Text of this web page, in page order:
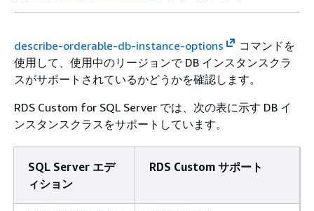
describe-orderable-db-instance-options
コマンドを
使用して、使用中のリージョンで DB インスタンスクラ
スがサポートされているかどうかを確認します。
RDS Custom for SQL Server では、次の表に示す DB イ
ンスタンスクラスをサポートしています。
SQL Server エデ
ィション
RDS Custom サポート